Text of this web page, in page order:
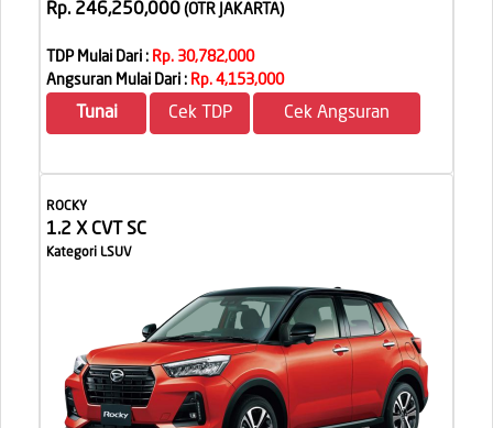
Rp. 246,250,000 (OTR JAKARTA)
TDP Mulai Dari : Rp. 30,782,000
Angsuran Mulai Dari : Rp. 4,153,000
Tunai Cek TDP Cek Angsuran
ROCKY
1.2 X CVT SC
Kategori LSUV